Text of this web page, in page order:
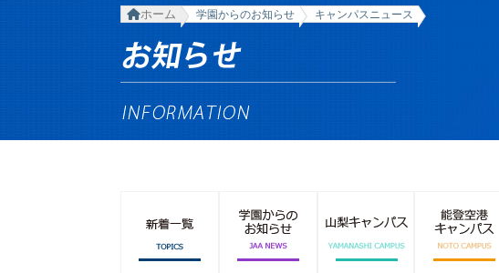
ホーム 学園からのお知らせ キャンパスニュース